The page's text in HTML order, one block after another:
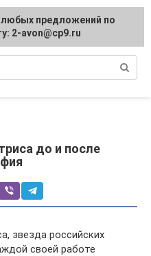
уход
до и после
звезда российских
своей работе
предложений по
2-avon@cp9.ru